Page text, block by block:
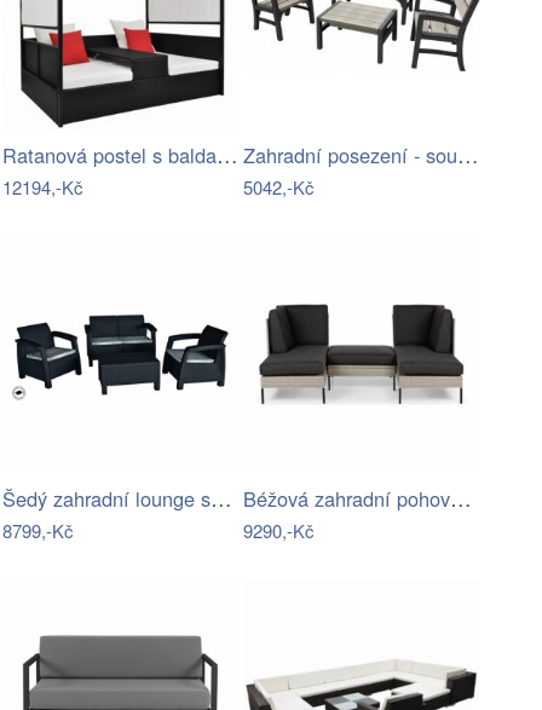
Ratanová postel s baldachýnem
12194,-Kč
Zahradní posezení - souprava - UZN
5042,-Kč
Šedý zahradní lounge set pro 4 Bahamas…
8799,-Kč
Béžová zahradní pohovka Bonami…
9290,-Kč